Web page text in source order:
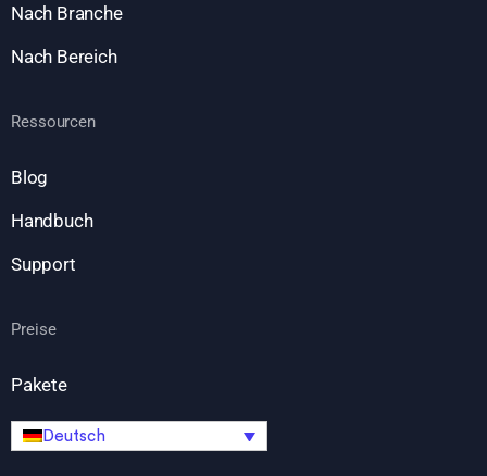
Nach Branche
Nach Bereich
Ressourcen
Blog
Handbuch
Support
Preise
Pakete
Deutsch